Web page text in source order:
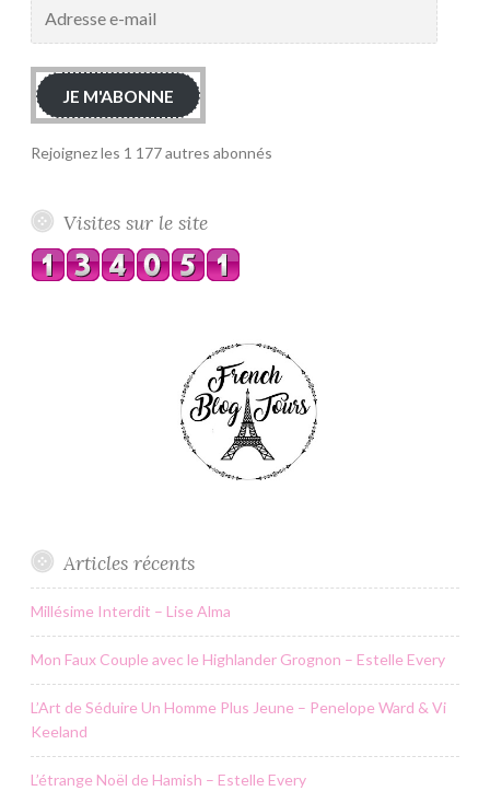
JE M'ABONNE
Rejoignez les 1 177 autres abonnés
Visites sur le site
Articles récents
Millésime Interdit – Lise Alma
Mon Faux Couple avec le Highlander Grognon – Estelle Every
L’Art de Séduire Un Homme Plus Jeune – Penelope Ward & Vi
Keeland
L’étrange Noël de Hamish – Estelle Every